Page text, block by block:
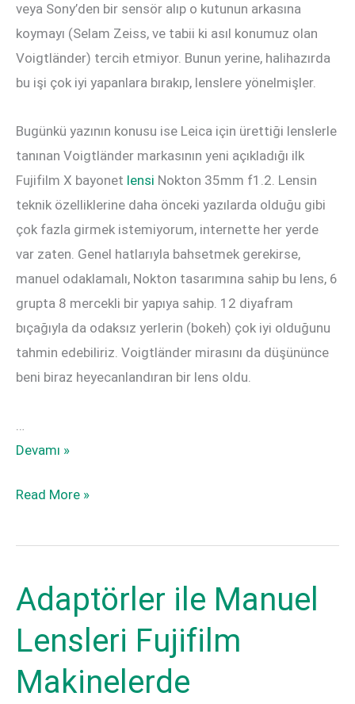
veya Sony’den bir sensör alıp o kutunun arkasına
koymayı (Selam Zeiss, ve tabii ki asıl konumuz olan
Voigtländer) tercih etmiyor. Bunun yerine, halihazırda
bu işi çok iyi yapanlara bırakıp, lenslere yönelmişler.
Bugünkü yazının konusu ise Leica için ürettiği lenslerle
tanınan Voigtländer markasının yeni açıkladığı ilk
Fujifilm X bayonet lensi Nokton 35mm f1.2. Lensin
teknik özelliklerine daha önceki yazılarda olduğu gibi
çok fazla girmek istemiyorum, internette her yerde
var zaten. Genel hatlarıyla bahsetmek gerekirse,
manuel odaklamalı, Nokton tasarımına sahip bu lens, 6
grupta 8 mercekli bir yapıya sahip. 12 diyafram
bıçağıyla da odaksız yerlerin (bokeh) çok iyi olduğunu
tahmin edebiliriz. Voigtländer mirasını da düşününce
beni biraz heyecanlandıran bir lens oldu.
Voigtländer
f1.2
Devamı »
Voigtländer
f1.2
Read More »
Adaptörler ile Manuel
Lensleri Fujifilm
Makinelerde